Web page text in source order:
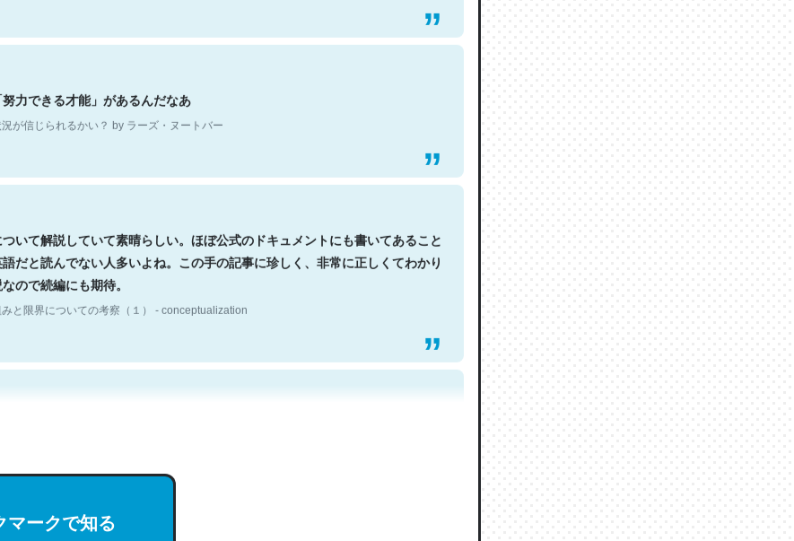
力できる才能」があるんだなあ
が信じられるかい？ by ラーズ・ヌートバー
ついて解説していて素晴らしい。ほぼ公式のドキュメントにも書いてあること
語だと読んでない人多いよね。この手の記事に珍しく、非常に正しくてわかり
ので続編にも期待。
と限界についての考察（１） - conceptualization
の仕組み、特に「トークン」について解説してる記事が少ないので貴重
マークで知る